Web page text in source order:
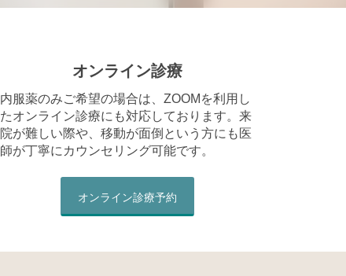
オンライン診療
内服薬のみご希望の場合は、ZOOMを利用し
たオンライン診療にも対応しております。来
院が難しい際や、移動が面倒という方にも医
師が丁寧にカウンセリング可能です。
オンライン診療予約